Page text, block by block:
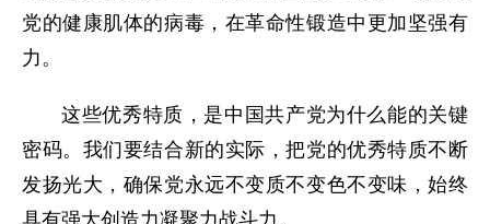
党的健康肌体的病毒，在革命性锻造中更加坚强有
力。
这些优秀特质，是中国共产党为什么能的关键
密码。我们要结合新的实际，把党的优秀特质不断
发扬光大，确保党永远不变质不变色不变味，始终
具有强大创造力凝聚力战斗力。